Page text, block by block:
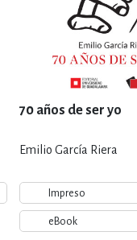
70 años de ser yo
Emilio García Riera
Impreso
eBook